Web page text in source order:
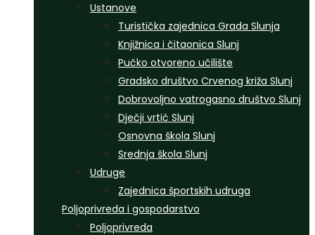
Ustanove
Turistička zajednica Grada Slunja
Knjižnica i čitaonica Slunj
Pučko otvoreno učilište
Gradsko društvo Crvenog križa Slunj
Dobrovoljno vatrogasno društvo Slunj
Dječji vrtić Slunj
Osnovna škola Slunj
Srednja škola Slunj
Udruge
Zajednica športskih udruga
Poljoprivreda i gospodarstvo
Poljoprivreda